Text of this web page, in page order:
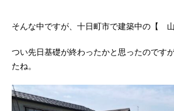
そんな中ですが、十日町市で建築中の【
つい先日基礎が終わったかと思ったのです
たね。